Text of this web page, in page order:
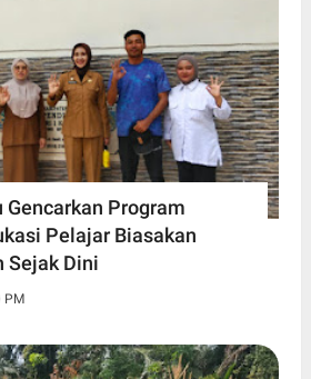
Gencarkan Program
Pelajar Biasakan
Sejak Dini
PM